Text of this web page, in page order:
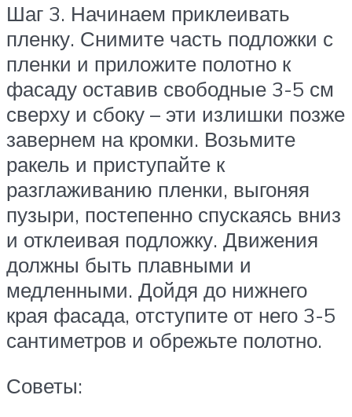
Шаг 3. Начинаем приклеивать
пленку. Снимите часть подложки с
пленки и приложите полотно к
фасаду оставив свободные 3-5 см
сверху и сбоку – эти излишки позже
завернем на кромки. Возьмите
ракель и приступайте к
разглаживанию пленки, выгоняя
пузыри, постепенно спускаясь вниз
и отклеивая подложку. Движения
должны быть плавными и
медленными. Дойдя до нижнего
края фасада, отступите от него 3-5
сантиметров и обрежьте полотно.
Советы: